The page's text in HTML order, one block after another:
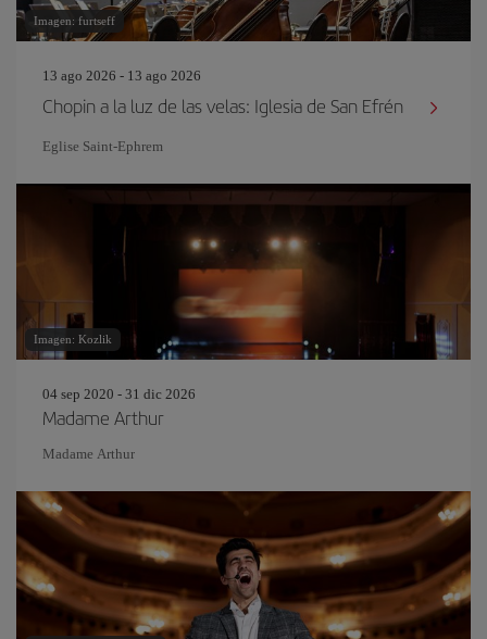
Imagen: furtseff
13 ago 2026 - 13 ago 2026
Chopin a la luz de las velas: Iglesia de San Efrén
Eglise Saint‐Ephrem
Imagen: Kozlik
04 sep 2020 - 31 dic 2026
Madame Arthur
Madame Arthur